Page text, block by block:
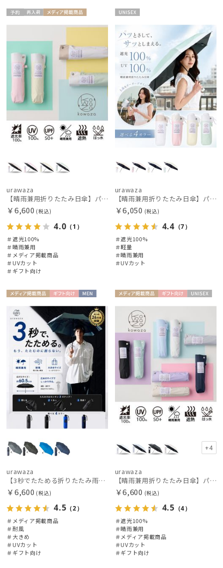
DAKS
ダックス
estaa
FLO(A)TUS
フロータス
FURLA
フルラ
Fuwacool®
フワクール®
Gracy
グレイシー
HANWAY
HIROKO KOSHINO
ヒロコ コシノ
LANVIN COLLECTION
ランバン コレクション
LANVIN en Bleu
ランバン オン ブルー
MACKINTOSH PHILOSOPHY
マッキントッシュ フィロソフィー
MAGICAL TECH
マジカルテック
MIRACLE TECH
ミラクルテック
PAUL&JOE ACCESSOIRES
ポールアンドジョー アクセソワ
POLO RALPH LAUREN
ポロ ラルフ ローレン
SWASH LONDON
urawaza
ウラワザ
傘機能
向け
X
urawaza
【晴雨兼用折りたたみ日傘】パッとさして、サッとしまえる傘コワザ(kowaza) ライトボーダー 50 遮光100% UV100%
￥6,600 (税込)
4.0 （1）
＃遮光100%
＃晴雨兼用
＃メディア掲載商品
＃UVカット
＃ギフト向け
urawaza
【晴雨兼用折りたたみ日傘】パッとさして、サッとしまえる傘コワザ(kowaza) ボーダー 50 遮光100% UV100%
￥6,050 (税込)
4.4 （7）
＃遮光100%
＃軽量
＃晴雨兼用
＃UVカット
載商品
向け
urawaza
【3秒でたためる折りたたみ雨傘】urawaza 無双（ウラワザ）プレーン58 耐風 大きめ
￥6,600 (税込)
4.5 （2）
＃メディア掲載商品
＃耐風
＃大きめ
＃UVカット
＃ギフト向け
載商品
+4
urawaza
【晴雨兼用折りたたみ日傘】パッとさして、サッとしまえる傘コワザ(kowaza) ライトプレーン 50 遮光100% UV100%
￥6,600 (税込)
4.5 （4）
＃遮光100%
＃晴雨兼用
＃メディア掲載商品
＃UVカット
＃ギフト向け